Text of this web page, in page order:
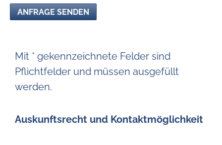
Mit * gekennzeichnete Felder sind
Pflichtfelder und müssen ausgefüllt
werden.
Auskunftsrecht und Kontaktmöglichkeit